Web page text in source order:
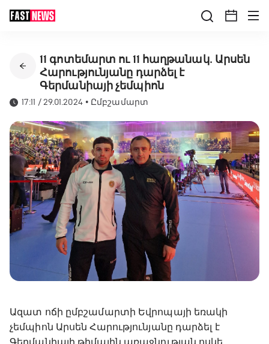
11 գոտեմարտ ու 11 հաղթանակ․ Արսեն
Հարությունյանը դարձել է
Գերմանիայի չեմպիոն
17:11 / 29.01.2024 • Ըմբշամարտ
Ազատ ոճի ըմբշամարտի Եվրոպայի եռակի
չեմպիոն Արսեն Հարությունյանը դարձել է